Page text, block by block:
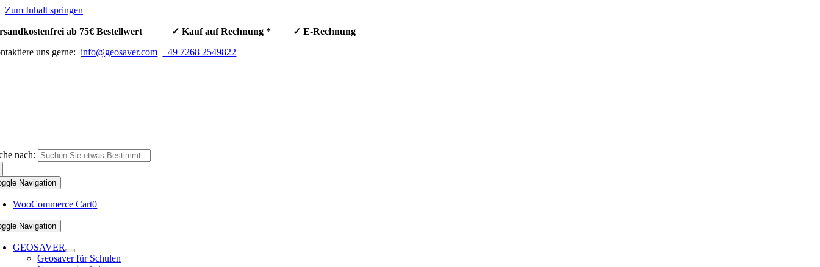
Zum Inhalt springen
ab 75€ Bestellwert ✓ Kauf auf Rechnung * ✓ E-Rechnung
uns gerne: info@geosaver.com +49 7268 2549822
nach:
Navigation
WooCommerce Cart0
Navigation
GEOSAVER
Geosaver für Schulen